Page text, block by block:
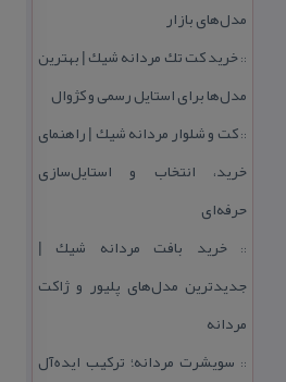
مدل‌های بازار
::خرید كت تك مردانه شیك | بهترین
مدل‌ها برای استایل رسمی و كژوال
::كت و شلوار مردانه شیك | راهنمای
خرید، انتخاب و استایل‌سازی
حرفه‌ای
::خرید بافت مردانه شیك |
جدیدترین مدل‌های پلیور و ژاكت
مردانه
:: سویشرت مردانه؛ تركیب ایده‌آل